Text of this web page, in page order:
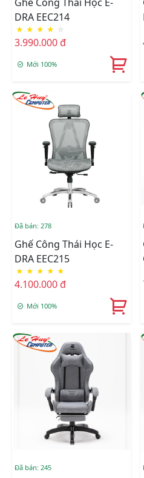
DRA EEC214
★ ★ ★ ★ ☆
3.990.000 đ
Mới 100%
Đã bán: 278
Ghế Công Thái Học E-
DRA EEC215
★ ★ ★ ★ ★
4.100.000 đ
Mới 100%
Đã bán: 245